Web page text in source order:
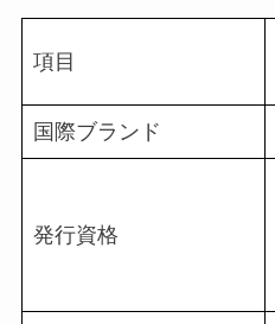
項目
国際ブランド
発行資格